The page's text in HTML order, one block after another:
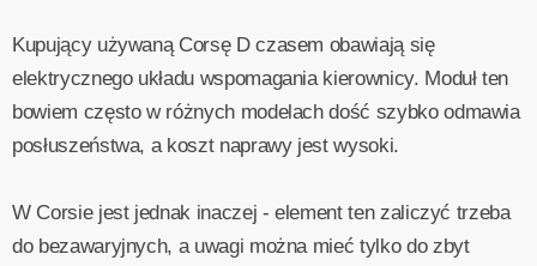
Kupujący używaną Corsę D czasem obawiają się
elektrycznego układu wspomagania kierownicy. Moduł ten
bowiem często w różnych modelach dość szybko odmawia
posłuszeństwa, a koszt naprawy jest wysoki.
W Corsie jest jednak inaczej - element ten zaliczyć trzeba
do bezawaryjnych, a uwagi można mieć tylko do zbyt